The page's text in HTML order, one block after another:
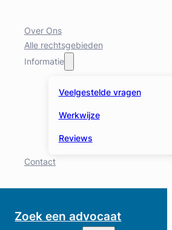
Over Ons
Alle rechtsgebieden
Informatie
Veelgestelde vragen
Werkwijze
Reviews
Contact
Zoek een advocaat